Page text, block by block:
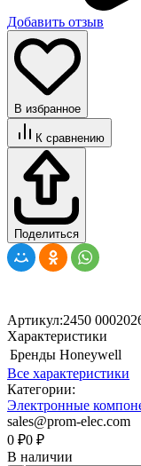
Добавить отзыв
В избранное
К сравнению
Поделиться
Артикул:2450
Характеристики
Бренды Honeywell
Все характеристики
Категории:
Электронные
sales@prom-elec.com
0 ₽0 ₽
В наличии